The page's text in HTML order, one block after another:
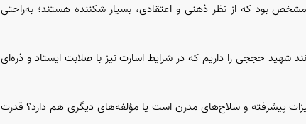
بود که از نظر ذهنی و اعتقادی، بسیار شکننده هستند؛ به‌راحتی
شهید حججی را داریم که در شرایط اسارت نیز با صلابت ایستاد و ذره‌ای
پیشرفته و سلاح‌های مدرن است یا مؤلفه‌های دیگری هم دارد؟ قدرت